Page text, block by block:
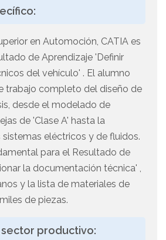
en Automoción, CATIA es
de Aprendizaje 'Definir
del vehículo' . El alumno
trabajo completo del diseño de
desde el modelado de
de 'Clase A' hasta la
eléctricos y de fluidos.
para el Resultado de
la documentación técnica' ,
y la lista de materiales de
de piezas.
sector productivo: